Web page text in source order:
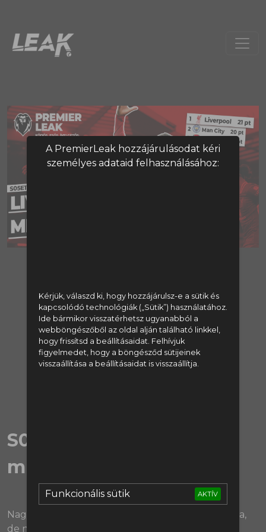
A PremierLeak hozzájárulásodat kéri
személyes adataid felhasználásához:
Kérjük, válaszd ki, hogy hozzájárulsz-e a sütik és
kapcsolódó technológiák („Sütik”) használatához.
Ide bármikor visszatérhetsz ugyanabból a
webböngészőből az oldal alján található linkkel,
hogy frissítsd a beállításaidat. Felhívjuk
figyelmedet, hogy a böngésződ sütijeinek
visszaállítása a beállításaidat is visszaállítja.
Funkcionális sütik AKTÍV
Regisztráció
vagy lépj be:
S05E11 | Liverpoolban
minden szép és jó (?)
Nagyon nehéz most belekötni ebbe a Liverpoolba,
de nyugi, nekünk sikerült! 😇